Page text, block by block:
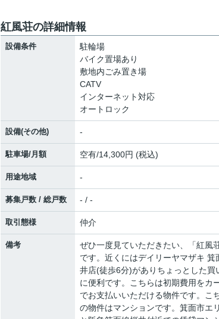
紅風荘の詳細情報
設備条件
駐輪場
バイク置場あり
敷地内ごみ置き場
CATV
インターネット対応
オートロック
設備(その他) -
駐車場/月額 空有/14,300円 (税込)
用途地域 -
募集戸数 / 総戸数 - / -
取引態様 仲介
備考
ぜひ一度見ていただきたい、「紅風荘
です。近くにはデイリーヤマザキ 箕
井店(徒歩6分)がありちょっとした買
に便利です。こちらは初期費用をカ
でお支払いいただける物件です。こ
の物件はマンションです。箕面市エ